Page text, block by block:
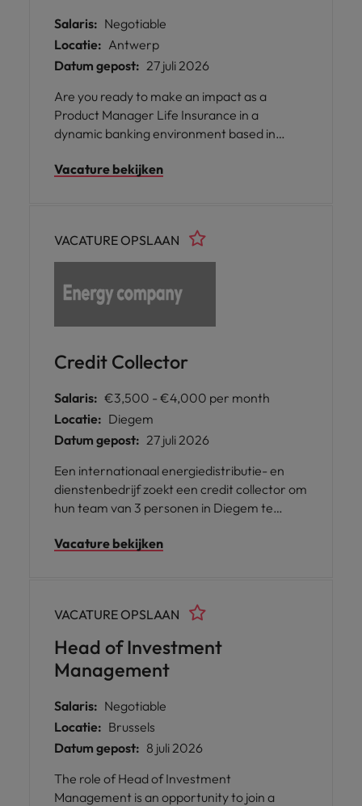
Salaris: Negotiable
Locatie: Antwerp
Datum gepost: 27 juli 2026
Are you ready to make an impact as a
Product Manager Life Insurance in a
dynamic banking environment based in
commercially minded professional who
market trends. As a Product Manager Life
Insurance, you will play a key role in
optimizing products, driving growth, and
delivering innovative insurance solutions in a
fast-evolving market.
Vacature bekijken
Credit Collector
VACATURE OPSLAAN
Salaris: €3,500 - €4,000 per month
Locatie: Diegem
Datum gepost: 27 juli 2026
Een internationaal energiedistributie- en
dienstenbedrijf zoekt een credit collector om
hun team van 3 personen in Diegem te
ondersteunend en deskundig team zorg je
bijdragen aan de voortdurende groei van het
bedrijf. Heb je reeds ervaring in credit
collection, maar zoekt u een nieuw uitdaging
waarbij je je verder kan ontwikkelen en
bijleren? Lees dan snel verder!
Vacature bekijken
Head of Investment
Management
VACATURE OPSLAAN
Salaris: Negotiable
Locatie: Brussels
Datum gepost: 8 juli 2026
The role of Head of Investment
Management is an opportunity to join a